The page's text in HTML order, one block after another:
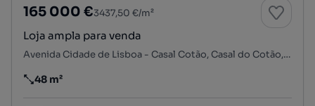
165 000 €3437,50 €/m²
Loja ampla para venda
Avenida Cidade de Lisboa - Casal Cotão, Casal do Cotão, Cacém e São Marcos, Sintra, Lisboa
Preço por metro quadrado
48 m²